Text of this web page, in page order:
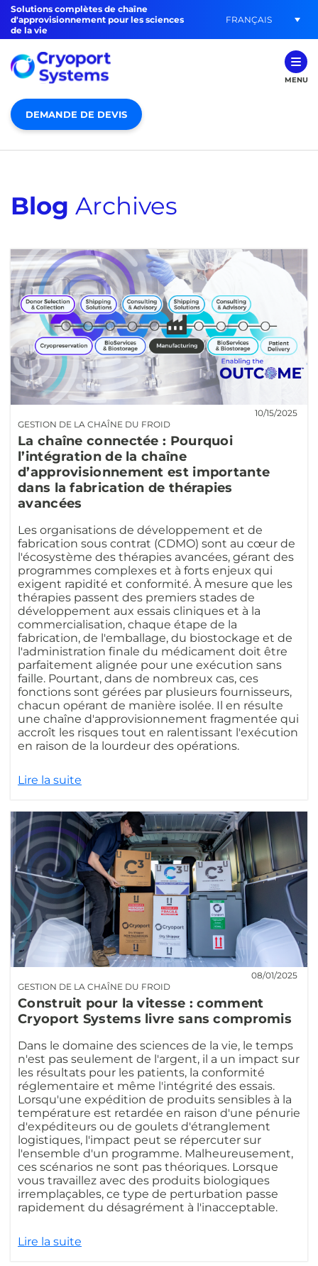
Solutions complètes de chaîne
d'approvisionnement pour les sciences
de la vie
FRANÇAIS
MENU
DEMANDE DE DEVIS
Blog Archives
GESTION DE LA CHAÎNE DU FROID
10/15/2025
La chaîne connectée : Pourquoi
l’intégration de la chaîne
d’approvisionnement est importante
dans la fabrication de thérapies
avancées
Les organisations de développement et de
fabrication sous contrat (CDMO) sont au cœur de
l'écosystème des thérapies avancées, gérant des
programmes complexes et à forts enjeux qui
exigent rapidité et conformité. À mesure que les
thérapies passent des premiers stades de
développement aux essais cliniques et à la
commercialisation, chaque étape de la
fabrication, de l'emballage, du biostockage et de
l'administration finale du médicament doit être
parfaitement alignée pour une exécution sans
faille. Pourtant, dans de nombreux cas, ces
fonctions sont gérées par plusieurs fournisseurs,
chacun opérant de manière isolée. Il en résulte
une chaîne d'approvisionnement fragmentée qui
accroît les risques tout en ralentissant l'exécution
en raison de la lourdeur des opérations.
Lire la suite
GESTION DE LA CHAÎNE DU FROID
08/01/2025
Construit pour la vitesse : comment
Cryoport Systems livre sans compromis
Dans le domaine des sciences de la vie, le temps
n'est pas seulement de l'argent, il a un impact sur
les résultats pour les patients, la conformité
réglementaire et même l'intégrité des essais.
Lorsqu'une expédition de produits sensibles à la
température est retardée en raison d'une pénurie
d'expéditeurs ou de goulets d'étranglement
logistiques, l'impact peut se répercuter sur
l'ensemble d'un programme. Malheureusement,
ces scénarios ne sont pas théoriques. Lorsque
vous travaillez avec des produits biologiques
irremplaçables, ce type de perturbation passe
rapidement du désagrément à l'inacceptable.
Lire la suite